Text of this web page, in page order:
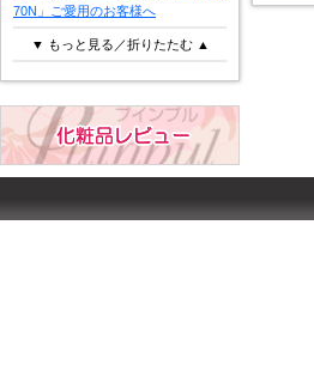
70N」ご愛用のお客様へ
▼ もっと見る／折りたたむ ▲